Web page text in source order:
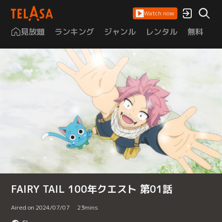
Watch now
見放題 ランキング ジャンル レンタル 無料
FAIRY TAIL 100年クエスト 第01話
Aired on 2024/07/07 23mins